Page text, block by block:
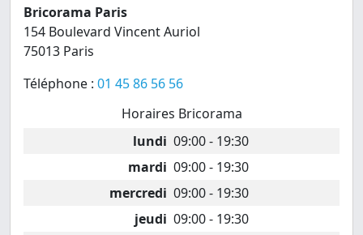
Bricorama Paris
154 Boulevard Vincent Auriol
75013 Paris
Téléphone : 01 45 86 56 56
Horaires Bricorama
lundi 09:00 - 19:30
mardi 09:00 - 19:30
mercredi 09:00 - 19:30
jeudi 09:00 - 19:30